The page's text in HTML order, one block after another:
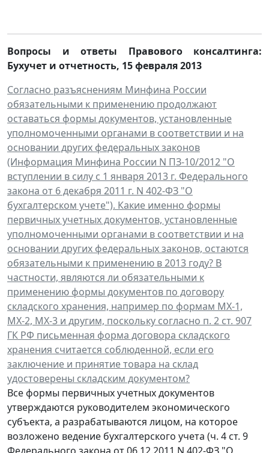
Вопросы и ответы Правового консалтинга:
Бухучет и отчетность, 15 февраля 2013
Согласно разъяснениям Минфина России
обязательными к применению продолжают
оставаться формы документов, установленные
уполномоченными органами в соответствии и на
основании других федеральных законов
(Информация Минфина России N ПЗ-10/2012 "О
вступлении в силу с 1 января 2013 г. Федерального
закона от 6 декабря 2011 г. N 402-ФЗ "О
бухгалтерском учете"). Какие именно формы
первичных учетных документов, установленные
уполномоченными органами в соответствии и на
основании других федеральных законов, остаются
обязательными к применению в 2013 году? В
частности, являются ли обязательными к
применению формы документов по договору
складского хранения, например по формам МХ-1,
МХ-2, МХ-3 и другим, поскольку согласно п. 2 ст. 907
ГК РФ письменная форма договора складского
хранения считается соблюденной, если его
заключение и принятие товара на склад
удостоверены складским документом?
Все формы первичных учетных документов
утверждаются руководителем экономического
субъекта, а разрабатываются лицом, на которое
возложено ведение бухгалтерского учета (ч. 4 ст. 9